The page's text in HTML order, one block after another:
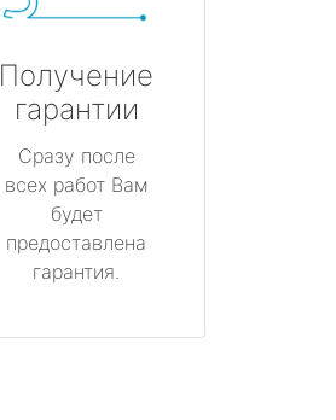
Получение
гарантии
Сразу после
всех работ Вам
будет
предоставлена
гарантия.